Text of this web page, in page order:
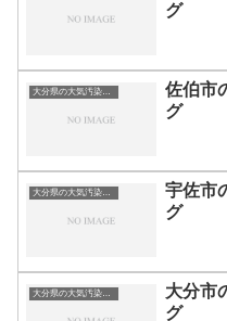
グ
大分県の大気汚染・PM2.5・黄砂・エアロゾルの数値
佐伯市
グ
大分県の大気汚染・PM2.5・黄砂・エアロゾルの数値
宇佐市
グ
大分県の大気汚染・PM2.5・黄砂・エアロゾルの数値
大分市
グ